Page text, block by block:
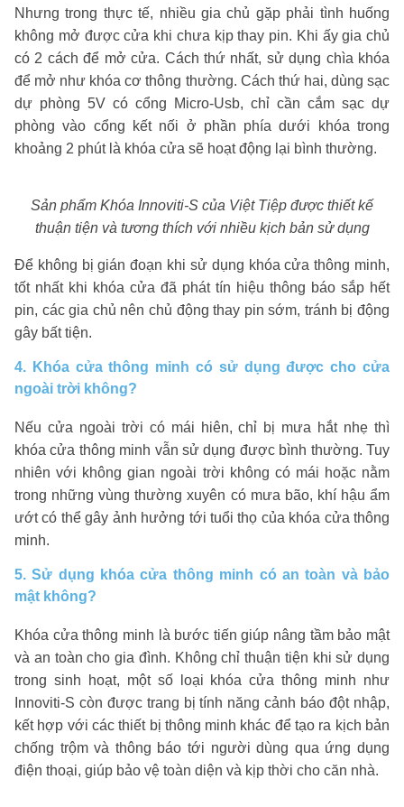
Nhưng trong thực tế, nhiều gia chủ gặp phải tình huống
không mở được cửa khi chưa kịp thay pin. Khi ấy gia chủ
có 2 cách để mở cửa. Cách thứ nhất, sử dụng chìa khóa
để mở như khóa cơ thông thường. Cách thứ hai, dùng sạc
dự phòng 5V có cổng Micro-Usb, chỉ cần cắm sạc dự
phòng vào cổng kết nối ở phần phía dưới khóa trong
khoảng 2 phút là khóa cửa sẽ hoạt động lại bình thường.
Sản phẩm Khóa Innoviti-S của Việt Tiệp được thiết kế
thuận tiện và tương thích với nhiều kịch bản sử dụng
Để không bị gián đoạn khi sử dụng khóa cửa thông minh,
tốt nhất khi khóa cửa đã phát tín hiệu thông báo sắp hết
pin, các gia chủ nên chủ động thay pin sớm, tránh bị động
gây bất tiện.
4. Khóa cửa thông minh có sử dụng được cho cửa
ngoài trời không?
Nếu cửa ngoài trời có mái hiên, chỉ bị mưa hắt nhẹ thì
khóa cửa thông minh vẫn sử dụng được bình thường. Tuy
nhiên với không gian ngoài trời không có mái hoặc nằm
trong những vùng thường xuyên có mưa bão, khí hậu ẩm
ướt có thể gây ảnh hưởng tới tuổi thọ của khóa cửa thông
minh.
5. Sử dụng khóa cửa thông minh có an toàn và bảo
mật không?
Khóa cửa thông minh là bước tiến giúp nâng tầm bảo mật
và an toàn cho gia đình. Không chỉ thuận tiện khi sử dụng
trong sinh hoạt, một số loại khóa cửa thông minh như
Innoviti-S còn được trang bị tính năng cảnh báo đột nhập,
kết hợp với các thiết bị thông minh khác để tạo ra kịch bản
chống trộm và thông báo tới người dùng qua ứng dụng
điện thoại, giúp bảo vệ toàn diện và kịp thời cho căn nhà.